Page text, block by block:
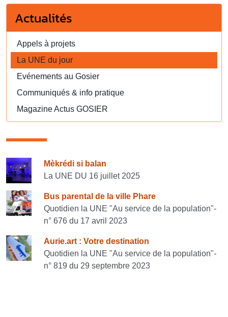
Actualités
Appels à projets
La UNE du jour
Evénements au Gosier
Communiqués & info pratique
Magazine Actus GOSIER
Consulter également
Mèkrédi si balan
La UNE DU 16 juillet 2025
Bus parental de la ville Phare
Quotidien la UNE "Au service de la population"-
n° 676 du 17 avril 2023
Aurie.art : Votre destination
Quotidien la UNE "Au service de la population"-
n° 819 du 29 septembre 2023